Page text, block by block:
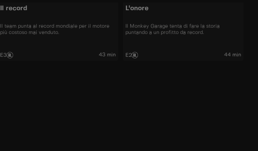
Il record
Il team punta al record mondiale per il motore
più costoso mai venduto.
E3 43 min
L'onore
Il Monkey Garage tenta di fare la storia
puntando a un profitto da record.
E2 44 min